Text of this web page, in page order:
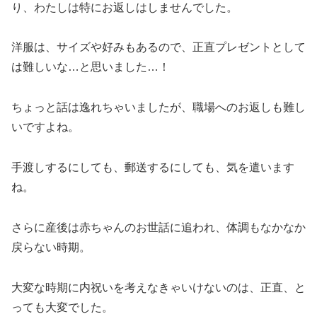
り、わたしは特にお返しはしませんでした。
洋服は、サイズや好みもあるので、正直プレゼントとして
は難しいな…と思いました…！
ちょっと話は逸れちゃいましたが、職場へのお返しも難し
いですよね。
手渡しするにしても、郵送するにしても、気を遣います
ね。
さらに産後は赤ちゃんのお世話に追われ、体調もなかなか
戻らない時期。
大変な時期に内祝いを考えなきゃいけないのは、正直、と
っても大変でした。